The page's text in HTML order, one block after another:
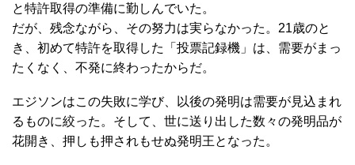
と特許取得の準備に勤しんでいた。
だが、残念ながら、その努力は実らなかった。21歳のと
き、初めて特許を取得した「投票記録機」は、需要がまっ
たくなく、不発に終わったからだ。
エジソンはこの失敗に学び、以後の発明は需要が見込まれ
るものに絞った。そして、世に送り出した数々の発明品が
花開き、押しも押されもせぬ発明王となった。